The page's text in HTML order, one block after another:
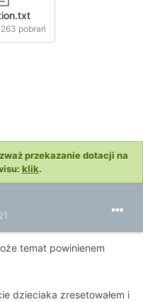
263 pobrań
przekazanie dotacji na
klik.
temat powinienem
dzieciaka zresetowałem i